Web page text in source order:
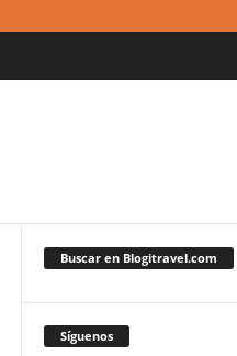
Buscar en Blogitravel.com
Síguenos